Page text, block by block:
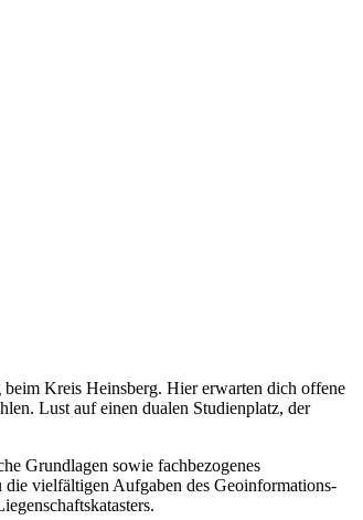
Kreis Heinsberg. Hier erwarten dich offene
Lust auf einen dualen Studienplatz, der
Grundlagen sowie fachbezogenes
die vielfältigen Aufgaben des Geoinformations-